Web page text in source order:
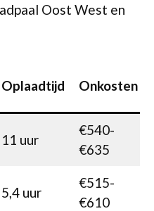
Oost West en
Oplaadtijd Onkosten
11 uur
€540-
€635
5,4 uur
€515-
€610